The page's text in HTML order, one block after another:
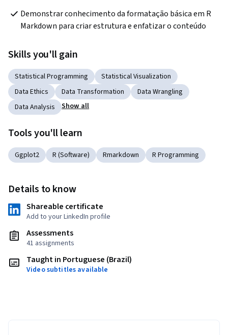
Demonstrar conhecimento da formatação básica em R
Markdown para criar estrutura e enfatizar o conteúdo
Skills you'll gain
Statistical Programming
Statistical Visualization
Data Ethics
Data Transformation
Data Wrangling
Data Analysis
Show all
Tools you'll learn
Ggplot2 R (Software) Rmarkdown R Programming
Details to know
Shareable certificate
Add to your LinkedIn profile
Assessments
41 assignments
Taught in Portuguese (Brazil)
Video subtitles available